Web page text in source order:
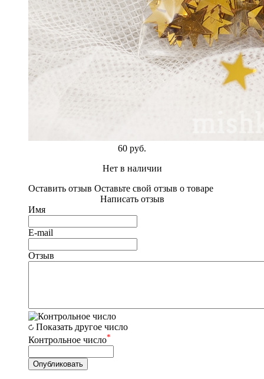
60 руб.
Нет в наличии
Оставить отзыв Оставьте свой отзыв о товаре
Написать отзыв
Имя
E-mail
Отзыв
Показать другое число
Контрольное число*